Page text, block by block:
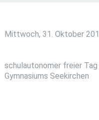
Mittwoch, 31. Oktober
schulautonomer freier
Gymnasiums Seekirchen